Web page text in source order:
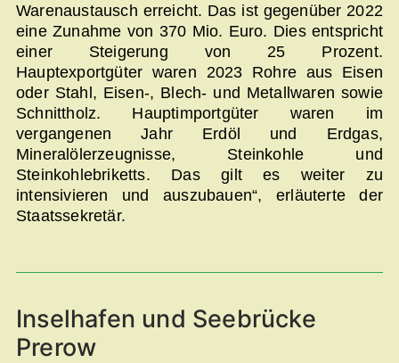
Warenaustausch erreicht. Das ist gegenüber 2022
eine Zunahme von 370 Mio. Euro. Dies entspricht
einer Steigerung von 25 Prozent.
Hauptexportgüter waren 2023 Rohre aus Eisen
oder Stahl, Eisen-, Blech- und Metallwaren sowie
Schnittholz. Hauptimportgüter waren im
vergangenen Jahr Erdöl und Erdgas,
Mineralölerzeugnisse, Steinkohle und
Steinkohlebriketts. Das gilt es weiter zu
intensivieren und auszubauen“, erläuterte der
Staatssekretär.
Inselhafen und Seebrücke
Prerow